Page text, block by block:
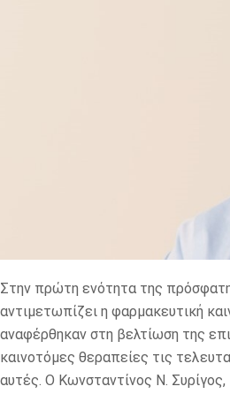
Στην πρώτη ενότητα της
αντιμετωπίζει η φαρμακευτική
αναφέρθηκαν στη βελτίωση της
καινοτόμες θεραπείες τις
αυτές. Ο Κωνσταντίνος Ν. Συρίγος,